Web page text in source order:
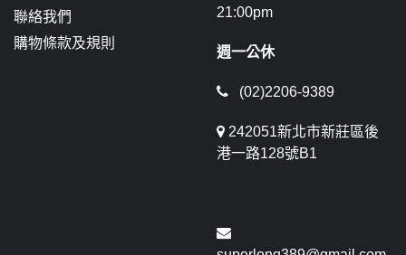
聯絡我們
購物條款及規則
21:00pm
週一公休
(02)2206-9389
242051新北市新莊區後
港一路128號B1